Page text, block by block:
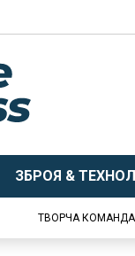
ЗБРОЯ &
ТВОРЧА КОМАНДА